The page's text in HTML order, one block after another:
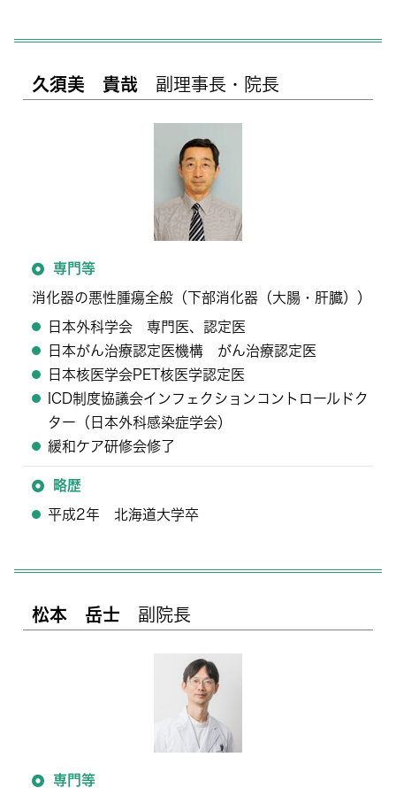
久須美 貴哉 副理事長・院長
専門等
消化器の悪性腫瘍全般（下部消化器（大腸・肝臓））
日本外科学会 専門医、認定医
日本がん治療認定医機構 がん治療認定医
日本核医学会PET核医学認定医
ICD制度協議会インフェクションコントロールドク
ター（日本外科感染症学会）
緩和ケア研修会修了
略歴
平成2年 北海道大学卒
松本 岳士 副院長
専門等